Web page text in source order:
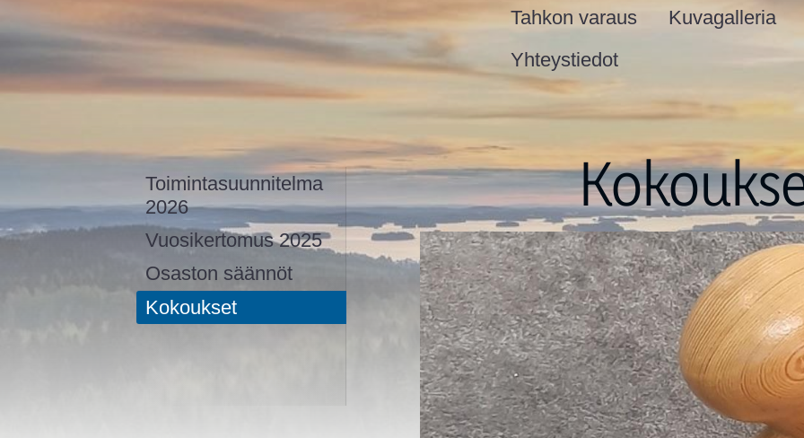
Tahkon varaus
Kuvagalleria
Yhteystiedot
Toimintasuunnitelma
2026
Vuosikertomus 2025
Osaston säännöt
Kokoukset